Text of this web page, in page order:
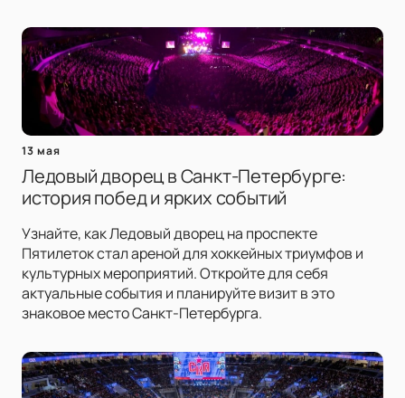
13 мая
Ледовый дворец в Санкт-Петербурге:
история побед и ярких событий
Узнайте, как Ледовый дворец на проспекте
Пятилеток стал ареной для хоккейных триумфов и
культурных мероприятий. Откройте для себя
актуальные события и планируйте визит в это
знаковое место Санкт-Петербурга.